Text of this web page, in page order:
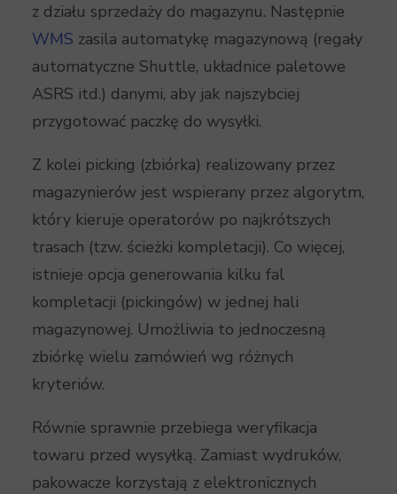
z działu sprzedaży do magazynu. Następnie
WMS zasila automatykę magazynową (regały
automatyczne Shuttle, układnice paletowe
ASRS itd.) danymi, aby jak najszybciej
przygotować paczkę do wysyłki.
Z kolei picking (zbiórka) realizowany przez
magazynierów jest wspierany przez algorytm,
który kieruje operatorów po najkrótszych
trasach (tzw. ścieżki kompletacji). Co więcej,
istnieje opcja generowania kilku fal
kompletacji (pickingów) w jednej hali
magazynowej. Umożliwia to jednoczesną
zbiórkę wielu zamówień wg różnych
kryteriów.
Równie sprawnie przebiega weryfikacja
towaru przed wysyłką. Zamiast wydruków,
pakowacze korzystają z elektronicznych